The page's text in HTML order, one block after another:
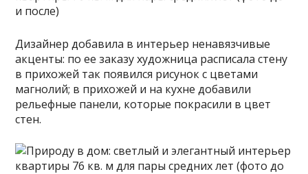
Дизайнер добавила в интерьер ненавязчивые
акценты: по ее заказу художница расписала стену
в прихожей так появился рисунок с цветами
магнолий; в прихожей и на кухне добавили
рельефные панели, которые покрасили в цвет
стен.